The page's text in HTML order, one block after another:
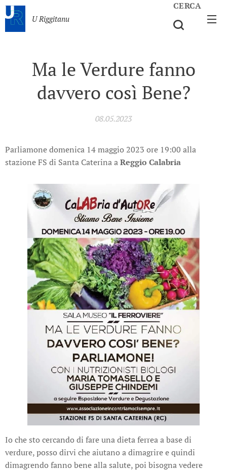
U Riggitanu
CERCA
Ma le Verdure fanno
davvero così Bene?
08.05.2023
Parliamone domenica 14 maggio 2023 ore 19:00 alla
stazione FS di Santa Caterina aReggio Calabria
Io che sto cercando di fare una dieta ferrea a base di
verdure, posso dirvi che aiutano a dimagrire e quindi
dimagrendo fanno bene alla salute, poi bisogna vedere